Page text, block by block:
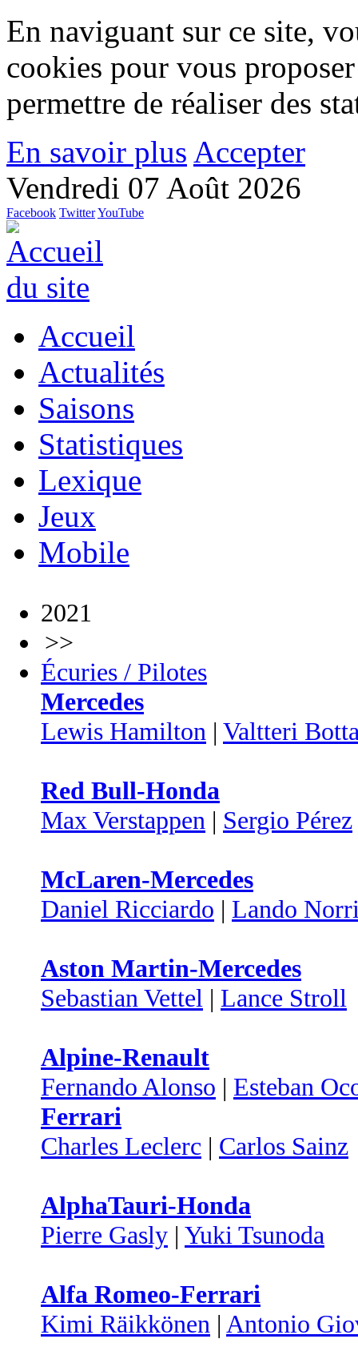
En naviguant sur ce site,
cookies pour vous
permettre de réaliser des
En savoir plus Accepter
Vendredi 07 Août 2026
Facebook TwitterYouTube
Accueil
Actualités
Saisons
Statistiques
Lexique
Jeux
Mobile
2021
>>
Écuries / Pilotes
Mercedes
Lewis Hamilton | Valtteri
Red Bull-Honda
Max Verstappen | Sergio Pérez
McLaren-Mercedes
Daniel Ricciardo | Lando
Aston Martin-Mercedes
Sebastian Vettel | Lance Stroll
Alpine-Renault
Fernando Alonso | Esteban
Ferrari
Charles Leclerc | Carlos Sainz
AlphaTauri-Honda
Pierre Gasly | Yuki Tsunoda
Alfa Romeo-Ferrari
Kimi Räikkönen | Antonio